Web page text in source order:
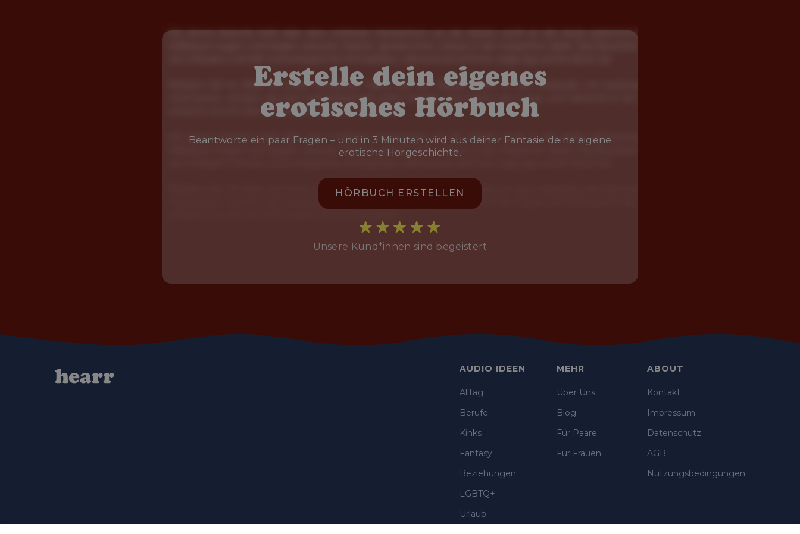
Erstelle dein eigenes
erotisches Hörbuch
Beantworte ein paar Fragen – und in 3 Minuten wird aus deiner Fantasie deine eigene
erotische Hörgeschichte.
HÖRBUCH ERSTELLEN
Unsere Kund*innen sind begeistert
AUDIO IDEEN
Alltag
Berufe
Kinks
Fantasy
Beziehungen
LGBTQ+
Urlaub
MEHR
Über Uns
Blog
Für Paare
Für Frauen
ABOUT
Kontakt
Impressum
Datenschutz
AGB
Nutzungsbedingungen